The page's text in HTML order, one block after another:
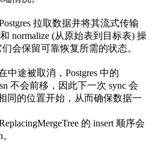
拉取数据并将其流式传输
normalize (从原始表到目标表) 操
会保留可靠恢复所需的状态。
中途被取消，Postgres 中的
不会前移，因此下一次 sync 会
同的位置开始，从而确保数据一
的 insert 顺序会